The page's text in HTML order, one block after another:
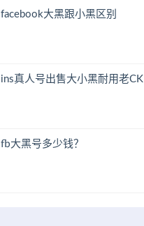
facebook大黑跟小黑区别
ins真人号出售大小黑耐用老CK
fb大黑号多少钱？